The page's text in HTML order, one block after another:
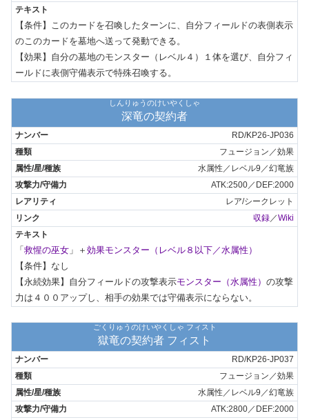
【条件】このカードを召喚したターンに、自分フィールドの表側表示
のこのカードを墓地へ送って発動できる。
【効果】自分の墓地のモンスター（レベル４）１体を選び、自分フィ
ールドに表側守備表示で特殊召喚する。
しんりゅうのけいやくしゃ
深竜の契約者
RD/KP26-JP036
フュージョン／効果
水属性／レベル9／幻竜族
ATK:2500／DEF:2000
レア/シークレット
収録／Wiki
「 救惺の巫女 」＋ 効果モンスター（レベル８以下／水属性）
【条件】なし
【永続効果】自分フィールドの攻撃表示モンスター（水属性） の攻撃
力は４００アップし、相手の効果では守備表示にならない。
ごくりゅうのけいやくしゃ フィスト
獄竜の契約者 フィスト
RD/KP26-JP037
フュージョン／効果
水属性／レベル9／幻竜族
ATK:2800／DEF:2000